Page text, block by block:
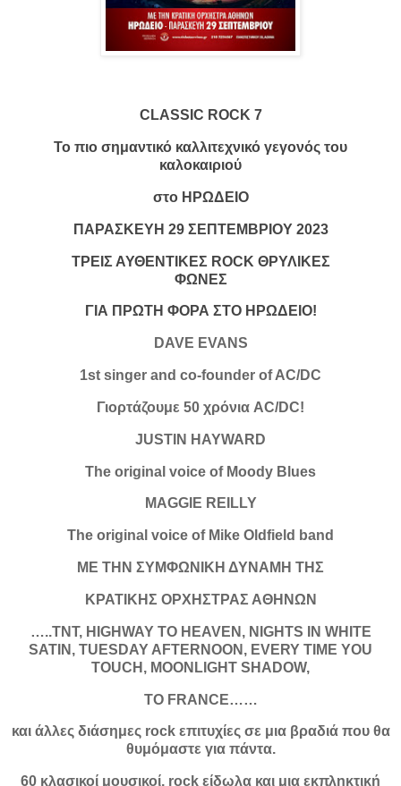
CLASSIC ROCK 7
Το πιο σημαντικό καλλιτεχνικό γεγονός του
καλοκαιριού
στο ΗΡΩΔΕΙΟ
ΠΑΡΑΣΚΕΥΗ 29 ΣΕΠΤΕΜΒΡΙΟΥ 2023
ΤΡΕΙΣ ΑΥΘΕΝΤΙΚΕΣ ROCK ΘΡΥΛΙΚΕΣ
ΦΩΝΕΣ
ΓΙΑ ΠΡΩΤΗ ΦΟΡΑ ΣΤΟ ΗΡΩΔΕΙΟ!
DAVE EVANS
1st singer and co-founder of AC/DC
Γιορτάζουμε 50 χρόνια AC/DC!
JUSTIN HAYWARD
The original voice of Moody Blues
MAGGIE REILLY
The original voice of Mike Oldfield band
ME THN ΣΥΜΦΩΝΙΚΗ ΔΥΝΑΜΗ ΤΗΣ
ΚΡΑΤΙΚΗΣ ΟΡΧΗΣΤΡΑΣ ΑΘΗΝΩΝ
…..TNT, HIGHWAY TO HEAVEN, NIGHTS IN WHITE
SATIN, TUESDAY AFTERNOON, EVERY TIME YOU
TOUCH, MOONLIGHT SHADOW,
ΤΟ FRANCE……
και άλλες διάσημες rock επιτυχίες σε μια βραδιά που θα
θυμόμαστε για πάντα.
60 κλασικοί μουσικοί, rock είδωλα και μια εκπληκτική